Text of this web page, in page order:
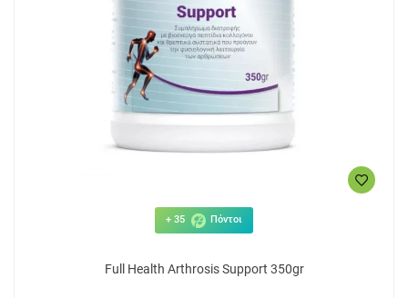
+ 35 Πόντοι
Full Health Arthrosis Support 350gr